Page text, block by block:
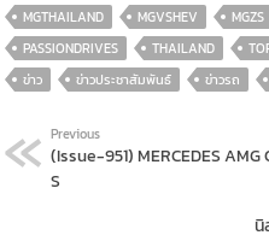
MGTHAILAND
MGVSHEV MGZS
PASSIONDRIVES
THAILAND
ข่าว
ข่าวประชาสัมพันธ์ ข่าวรถ
Previous
(Issue-951) MERCEDES AMG
S
นิ